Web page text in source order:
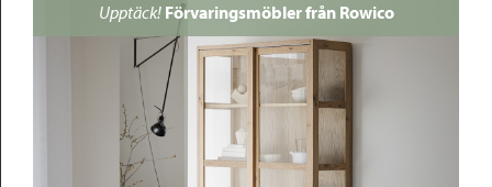
Upptäck! Förvaringsmöbler från Rowico